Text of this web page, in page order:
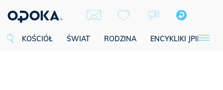
KOŚCIÓŁ ŚWIAT RODZINA ENCYKLIKI JPII